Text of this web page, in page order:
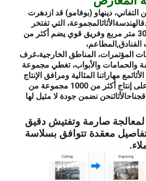
دينهاو (بوفامو) قد ازدهرت
الهندسةالأثاثالمجموعة، التي تفتخر
بمصنع مساحته 3000 متر مربع وفريق قوي يضم أكثر من
,المطاعم،
المؤتمرات، المناطق الخارجية،غرف
والحمامات والأبواب، تغطي مجموعة
مع مهاراتنا المثالية ومرافق الإنتاج
المتطورة والقدرة على إنتاج أكثر من 1000 مجموعة من
جناحالأثاثنحن نضمن جودة لا مثيل لها
صارمة وتفتيش دقيق
معقدة تتوافق بسلاسة